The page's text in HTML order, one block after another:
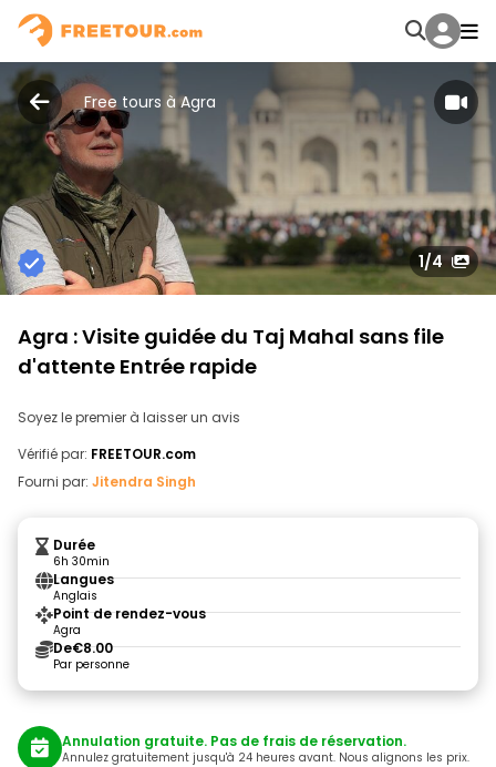
Free tours à Agra
1/4
Agra : Visite guidée du Taj Mahal sans file
d'attente Entrée rapide
Soyez le premier à laisser un avis
Vérifié par: FREETOUR.com
Fourni par: Jitendra Singh
Durée
6h 30min
Langues
Anglais
Point de rendez-vous
Agra
De€8.00
Par personne
Annulation gratuite. Pas de frais de réservation.
Annulez gratuitement jusqu'à 24 heures avant. Nous alignons les prix.